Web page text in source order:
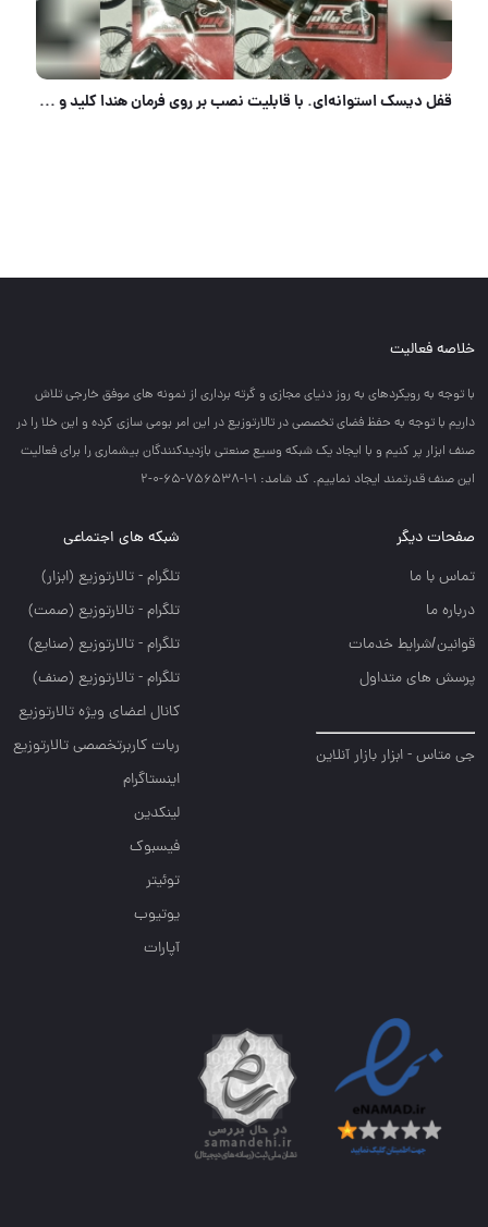
قفل دیسک استوانه‌ای. با قابلیت نصب بر روی فرمان هندا کلید و توپی..گرد دو کلید برنج و توپی برنج ساخت پخش انواع لولا
خلاصه فعالیت
با توجه به رويكردهاي به روز دنياي مجازي و گرته برداري از نمونه هاي موفق خارجي تلاش
داريم با توجه به حفظ فضاي تخصصي در تالارتوزيع در اين امر بومي سازي كرده و اين خلا را در
صنف ابزار پر كنيم و با ايجاد يك شبكه وسيع صنعتي بازديدكنندگان بيشماري را براي فعاليت
اين صنف قدرتمند ايجاد نماييم. کد شامد: 1-1-756538-65-0-2
صفحات دیگر
تماس با ما
درباره ما
قوانین/شرایط خدمات
پرسش های متداول
جی متاس - ابزار بازار آنلاین
شبکه های اجتماعی
تلگرام - تالارتوزيع (ابزار)
تلگرام - تالارتوزيع (صمت)
تلگرام - تالارتوزيع (صنايع)
تلگرام - تالارتوزیع (صنف)
کانال اعضای ویژه تالارتوزیع
ربات کاربرتخصصی تالارتوزیع
اینستاگرام
لینکدین
فیسبوک
توئیتر
یوتیوب
آپارات